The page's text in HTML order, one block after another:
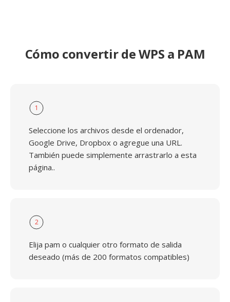
Cómo convertir de WPS a PAM
1
Seleccione los archivos desde el ordenador,
Google Drive, Dropbox o agregue una URL.
También puede simplemente arrastrarlo a esta
página..
2
Elija pam o cualquier otro formato de salida
deseado (más de 200 formatos compatibles)